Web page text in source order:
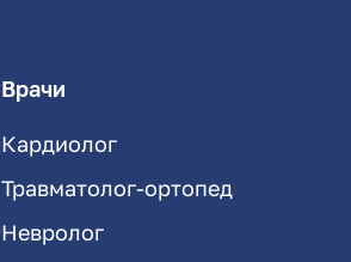
Врачи
Кардиолог
Травматолог-ортопед
Невролог